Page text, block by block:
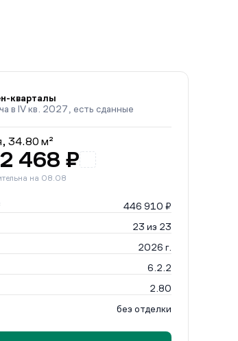
кварталы
в IV кв. 2027, есть сданные
34.80 м²
468 ₽
на 08.08
446 910 ₽
23 из 23
2026 г.
6.2.2
2.80
без отделки